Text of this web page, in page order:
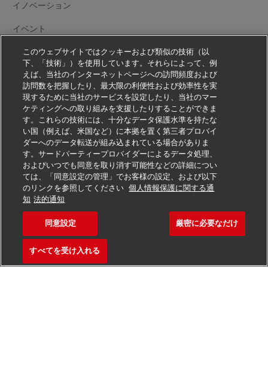
イノベーション
イベント
ブランドとのパートナーシップ
不正取引防止
法務情報
利用規約
個人情報の取扱いをご覧ください
その他の情報
Cookie の設定
このウェブサイトではクッキーおよび類似の技術（以
下、「技術」）を使用しています。それらによって、例
えば、当社のインターネットページへの訪問頻度および
訪問数を把握したり、最大限の利便性および効率性を実
現するために当社のサービスを設定したり、当社のマー
ケティングへの取り組みを支援したりすることができま
す。これらの技術には、十分なデータ保護水準を持たな
い国（例えば、米国など）に本拠を置く第三者プロバイ
ダーへのデータ転送が組み込まれている場合がありま
す。サードパーティープロバイダーによるデータ処理、
およびいつでも同意を取り消す可能性などの詳細につい
ては、「同意設定の管理」でお客様の設定、および以下
のリンクを参照してください 個人情報保護に関する通
知 法的通知
同意設定 厳密に必要なだけ
すべてを受け入れる